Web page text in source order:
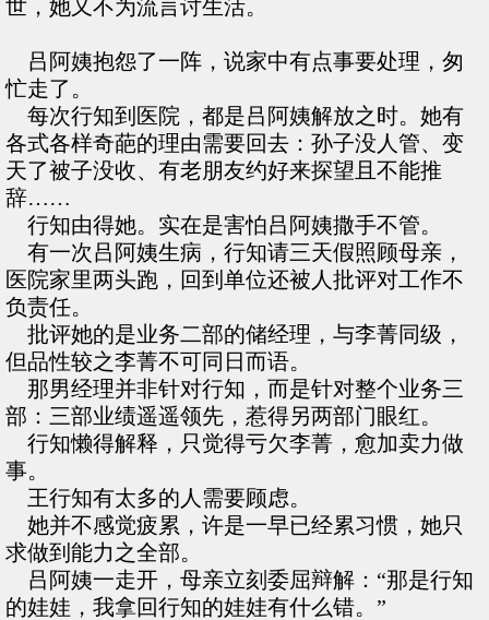
世，她又不为流言讨生活。
吕阿姨抱怨了一阵，说家中有点事要处理，匆
忙走了。
每次行知到医院，都是吕阿姨解放之时。她有
各式各样奇葩的理由需要回去：孙子没人管、变
天了被子没收、有老朋友约好来探望且不能推
辞……
行知由得她。实在是害怕吕阿姨撒手不管。
有一次吕阿姨生病，行知请三天假照顾母亲，
医院家里两头跑，回到单位还被人批评对工作不
负责任。
批评她的是业务二部的储经理，与李菁同级，
但品性较之李菁不可同日而语。
那男经理并非针对行知，而是针对整个业务三
部：三部业绩遥遥领先，惹得另两部门眼红。
行知懒得解释，只觉得亏欠李菁，愈加卖力做
事。
王行知有太多的人需要顾虑。
她并不感觉疲累，许是一早已经累习惯，她只
求做到能力之全部。
吕阿姨一走开，母亲立刻委屈辩解：“那是行知
的娃娃，我拿回行知的娃娃有什么错。”